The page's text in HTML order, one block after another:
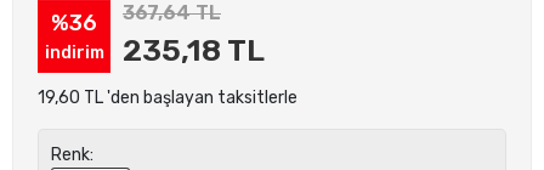
%36
indirim
367,64 TL
235,18 TL
19,60 TL 'den başlayan taksitlerle
Renk: